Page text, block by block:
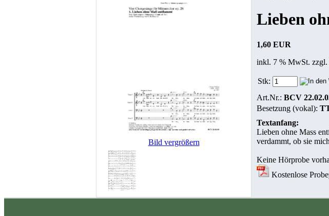
Bild vergrößern
Lieben
1,60 EUR
inkl. 7 % MwSt. zzgl.
Stk:
Art.Nr.: BCV
Besetzung (vokal):
Textanfang:
Lieben ohne Mass
verdammt, ob sie
Keine Hörprobe
Kostenlose